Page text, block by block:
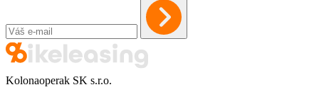
Kolonaoperak SK s.r.o.